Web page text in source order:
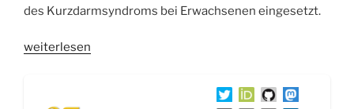
des Kurzdarmsyndroms bei Erwachsenen eingesetzt.
„WSR044
weiterlesen